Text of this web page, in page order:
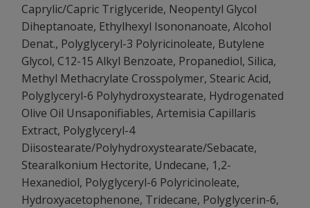
Caprylic/Capric Triglyceride, Neopentyl Glycol
Diheptanoate, Ethylhexyl Isononanoate, Alcohol
Denat., Polyglyceryl-3 Polyricinoleate, Butylene
Glycol, C12-15 Alkyl Benzoate, Propanediol, Silica,
Methyl Methacrylate Crosspolymer, Stearic Acid,
Polyglyceryl-6 Polyhydroxystearate, Hydrogenated
Olive Oil Unsaponifiables, Artemisia Capillaris
Extract, Polyglyceryl-4
Diisostearate/Polyhydroxystearate/Sebacate,
Stearalkonium Hectorite, Undecane, 1,2-
Hexanediol, Polyglyceryl-6 Polyricinoleate,
Hydroxyacetophenone, Tridecane, Polyglycerin-6,